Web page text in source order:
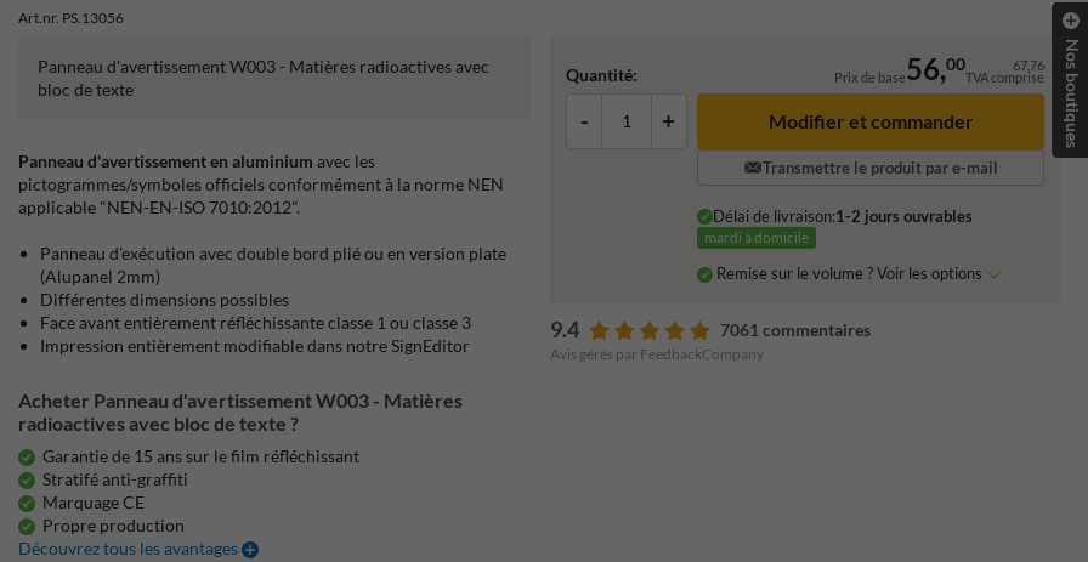
Art.nr. PS.13056
Quantité: Prix de base56,00 67,76
TVA comprise
- +
Transmettre le produit par e-mail
Délai de livraison:1-2 jours ouvrables
mardi à domicile
Remise sur le volume ? Voir les options
9.4 7061 commentaires
Avis gérés par FeedbackCompany
Panneau d'avertissement W003 - Matières radioactives avec
bloc de texte
Panneau d'avertissement en aluminium avec les
pictogrammes/symboles officiels conformément à la norme NEN
applicable "NEN-EN-ISO 7010:2012".
Panneau d'exécution avec double bord plié ou en version plate
(Alupanel 2mm)
Différentes dimensions possibles
Face avant entièrement réfléchissante classe 1 ou classe 3
Impression entièrement modifiable dans notre SignEditor
Acheter Panneau d'avertissement W003 - Matières
radioactives avec bloc de texte ?
Garantie de 15 ans sur le film réfléchissant
Stratifé anti-graffiti
Marquage CE
Propre production
Découvrez tous les avantages
Nos boutiques